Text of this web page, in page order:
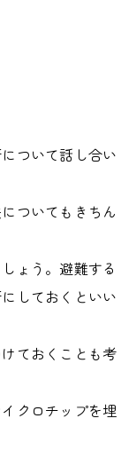
ついて話し合い
ついてもきちん
ょう。避難する
しておくといい
ておくことも考
クロチップを埋